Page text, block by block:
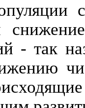
- так